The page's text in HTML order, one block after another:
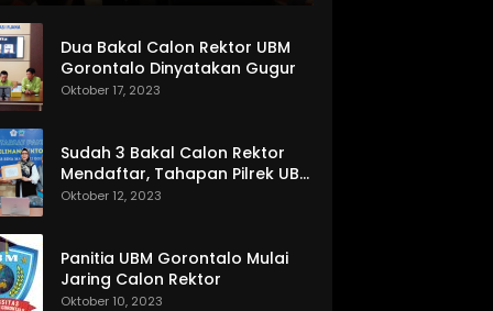
Dua Bakal Calon Rektor UBM
Gorontalo Dinyatakan Gugur
Oktober 17, 2023
Sudah 3 Bakal Calon Rektor
Mendaftar, Tahapan Pilrek UBM
Gorontalo Makin Seru
Oktober 12, 2023
Panitia UBM Gorontalo Mulai
Jaring Calon Rektor
Oktober 10, 2023